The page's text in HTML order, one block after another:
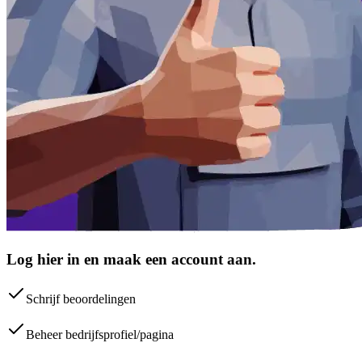
Log hier in en maak een account aan.
Schrijf beoordelingen
Beheer bedrijfsprofiel/pagina